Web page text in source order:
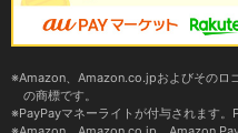
Amazon、Amazon.co.jpおよびそのロ
の商標です。
PayPayマネーライトが付与されます。